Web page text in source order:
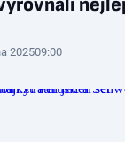
202509:00